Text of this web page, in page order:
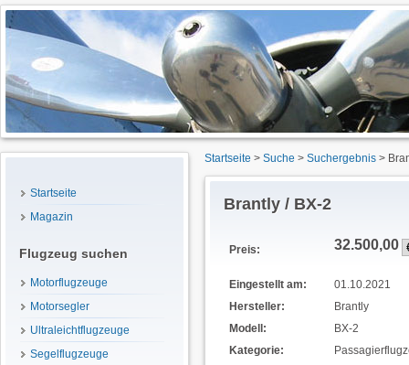
Startseite
Magazin
Flugzeug suchen
Motorflugzeuge
Motorsegler
Ultraleichtflugzeuge
Segelflugzeuge
Startseite > Suche > Suchergebnis >
Brantly / BX-2
Preis: 32.500,00
Eingestellt am:
01.10.2021
Hersteller:
Brantly
Modell:
BX-2
Kategorie: